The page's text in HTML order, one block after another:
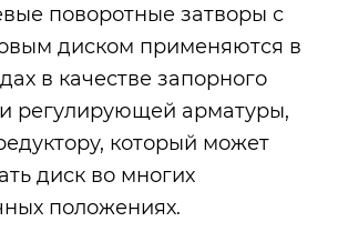
поворотные затворы с
диском применяются в
в качестве запорного
и регулирующей арматуры,
который может
диск во многих
положениях.